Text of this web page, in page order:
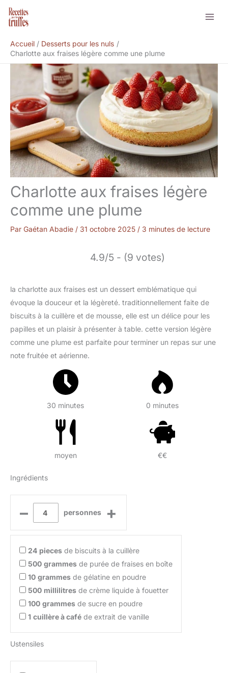
Aller
Accueil
Desserts pour les nuls
Charlotte aux fraises légère comme une plume
Charlotte aux fraises légère
comme une plume
Par Gaétan Abadie / 31 octobre 2025 / 3 minutes de lecture
4.9/5 - (9 votes)
la charlotte aux fraises est un dessert emblématique qui
évoque la douceur et la légèreté. traditionnellement faite de
biscuits à la cuillère et de mousse, elle est un délice pour les
papilles et un plaisir à présenter à table. cette version légère
comme une plume est parfaite pour terminer un repas sur une
note fruitée et aérienne.
30 minutes 0 minutes
moyen €€
Ingrédients
– personnes +
24 pieces de biscuits à la cuillère
500 grammes de purée de fraises en boîte
10 grammes de gélatine en poudre
500 millilitres de crème liquide à fouetter
100 grammes de sucre en poudre
1 cuillère à café de extrait de vanille
Ustensiles
Rechercher